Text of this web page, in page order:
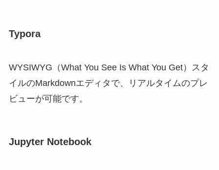
Typora
WYSIWYG（What You See Is What You Get）スタ
イルのMarkdownエディタで、リアルタイムのプレ
ビューが可能です。
Jupyter Notebook